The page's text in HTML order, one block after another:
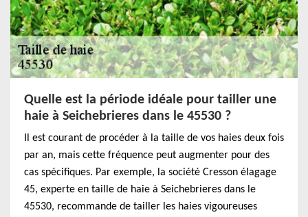
Quelle est la période idéale pour tailler une
haie à Seichebrieres dans le 45530 ?
Il est courant de procéder à la taille de vos haies deux fois
par an, mais cette fréquence peut augmenter pour des
cas spécifiques. Par exemple, la société Cresson élagage
45, experte en taille de haie à Seichebrieres dans le
45530, recommande de tailler les haies vigoureuses